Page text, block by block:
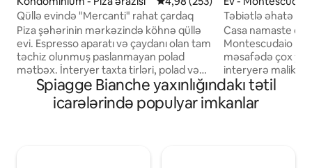
Qüllə evində "Mercanti" rahat çardaq
Piza şəhərinin mərkəzində köhnə qüllə
evi. Espresso aparatı və çaydanı olan tam
təchiz olunmuş paslanmayan polad
mətbəx. İnteryer taxta tirləri, polad və
şüşələri yellənən qamak, dizayner
lampaları, turniket və incəsənət və
illüstrasiya kitablarından ibarət geniş
Təbiətlə əhatə
Casa namaste
Montescudaio
məsafədə çox
interyerə malik
tamamilə meşə
kvadrat metrlik
150 metr aralıda
Spiagge Bianche yaxınlığındakı tətil
icarələrində populyar imkanlar